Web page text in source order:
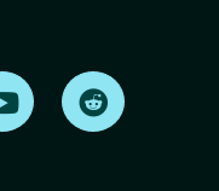
LinkedIn
Find us on Youtube